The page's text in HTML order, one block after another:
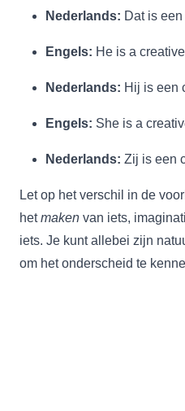
Nederlands: Dat is
Engels: He is a
Nederlands: Hij is een
Engels: She is a
Nederlands: Zij is een
Let op het verschil in de
hetmaken van iets,
iets. Je kunt allebei zijn
om het onderscheid te